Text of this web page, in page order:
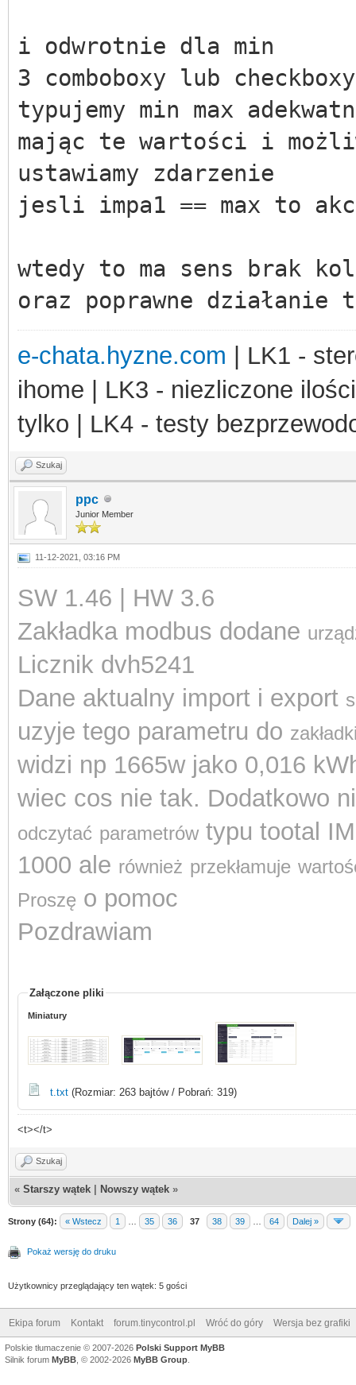
i odwrotnie dla min
3 comboboxy lub
typujemy min max
mając te wartości i
ustawiamy zdarzenie
jesli impa1 == max to
wtedy to ma sens brak
oraz poprawne działanie
e-chata.hyzne.com | LK1 -
ihome | LK3 - niezliczone
tylko | LK4 - testy
Szukaj
ppc
Junior Member
11-12-2021, 03:16 PM
SW 1.46 | HW 3.6
Zakładka modbus dodane
Licznik dvh5241
Dane aktualny import i export
uzyje tego parametru do
widzi np 1665w jako 0,016
wiec cos nie tak. Dodatkowo
odczytać parametrówtypu tootal
1000 ale również przekłamuje
Proszę o pomoc
Pozdrawiam
Załączone pliki
Miniatury
t.txt (Rozmiar: 263 bajtów / Pobrań: 319)
<t></t>
Szukaj
« Starszy wątek Nowszy wątek »
Strony (64): « Wstecz 1 35 36 37 38 39 64 Dalej »
Pokaż wersję do druku
Użytkownicy przeglądający ten wątek: 5 gości
Ekipa forum Kontakt forum.tinycontrol.pl Wróć do góry Wersja bez grafiki
Polskie tłumaczenie © 2007-2026 Polski Support MyBB
Silnik forum MyBB , © 2002-2026 MyBB Group